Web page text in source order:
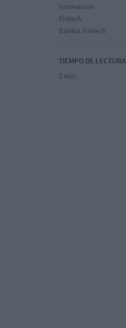
Innovación
Fintech
Bankia Fintech
TIEMPO DE LECTURA
2 min